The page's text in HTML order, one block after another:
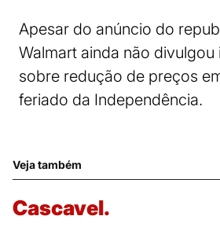
Apesar do anúncio do
Walmart ainda não
sobre redução de preços
feriado da Independência.
Veja também
Cascavel.